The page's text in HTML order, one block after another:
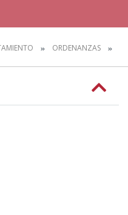
ORDENANZAS